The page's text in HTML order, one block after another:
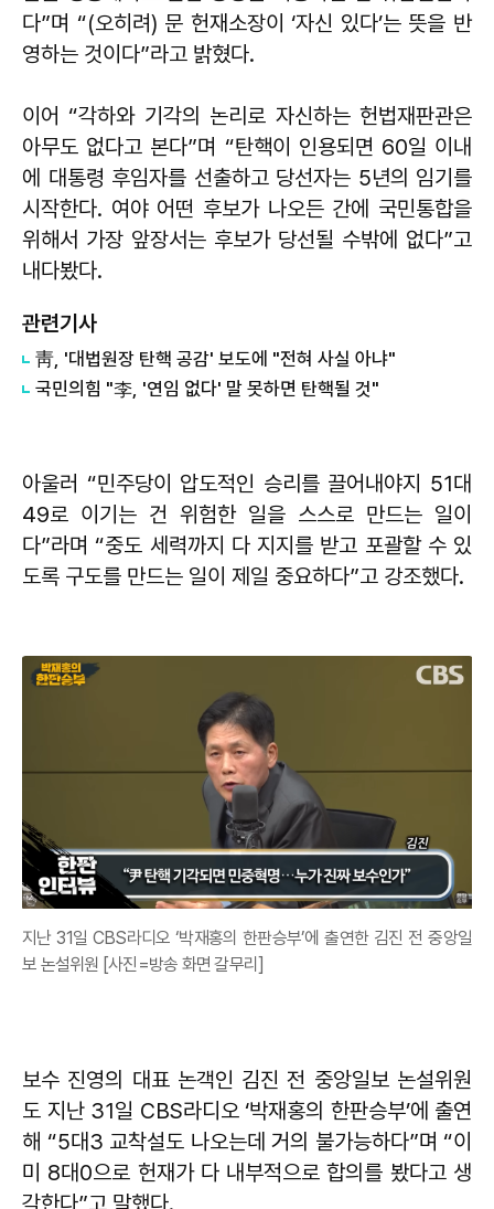
다”며 “(오히려) 문 헌재소장이 ‘자신 있다’는 뜻을 반
영하는 것이다”라고 밝혔다.
이어 “각하와 기각의 논리로 자신하는 헌법재판관은
아무도 없다고 본다”며 “탄핵이 인용되면 60일 이내
에 대통령 후임자를 선출하고 당선자는 5년의 임기를
시작한다. 여야 어떤 후보가 나오든 간에 국민통합을
위해서 가장 앞장서는 후보가 당선될 수밖에 없다”고
내다봤다.
관련기사
靑, '대법원장 탄핵 공감' 보도에 "전혀 사실 아냐"
국민의힘 "李, '연임 없다' 말 못하면 탄핵될 것"
아울러 “민주당이 압도적인 승리를 끌어내야지 51대
49로 이기는 건 위험한 일을 스스로 만드는 일이
다”라며 “중도 세력까지 다 지지를 받고 포괄할 수 있
도록 구도를 만드는 일이 제일 중요하다”고 강조했다.
지난 31일 CBS라디오 ‘박재홍의 한판승부’에 출연한 김진 전 중앙일
보 논설위원 [사진=방송 화면 갈무리]
보수 진영의 대표 논객인 김진 전 중앙일보 논설위원
도 지난 31일 CBS라디오 ‘박재홍의 한판승부’에 출연
해 “5대3 교착설도 나오는데 거의 불가능하다”며 “이
미 8대0으로 헌재가 다 내부적으로 합의를 봤다고 생
각한다”고 말했다.